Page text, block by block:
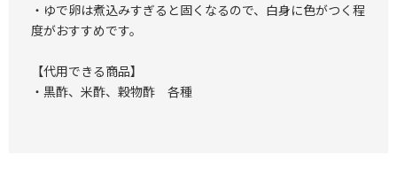
・ゆで卵は煮込みすぎると固くなるので、白身に色がつく程
度がおすすめです。
【代用できる商品】
・黒酢、米酢、穀物酢 各種